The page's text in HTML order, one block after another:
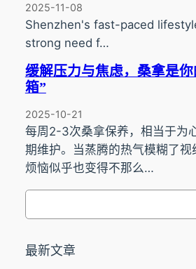
2025-11-08
Shenzhen's fast-paced
strong need f…
缓解压力与焦虑，桑拿是
箱”
2025-10-21
每周2-3次桑拿保养，相当于为
期维护。当蒸腾的热气模糊了视
烦恼似乎也变得不那么…
搜
最新文章